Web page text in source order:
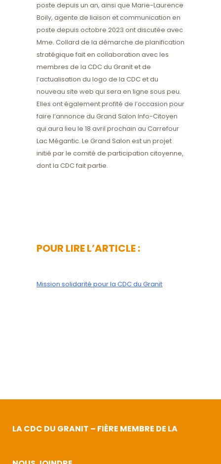
poste depuis un an, ainsi que Marie-Laurence
Boily, agente de liaison et communication en
poste depuis octobre 2023 ont discutée avec
Mme. Collard de la démarche de planification
stratégique fait en collaboration avec les
membres de la CDC du Granit et de
l’actualisation du logo de la CDC et du
nouveau site web qui sera en ligne sous peu.
Elles ont également profité de l’occasion pour
faire l’annonce du Grand Salon Info-Citoyen
qui aura lieu le 18 avril prochain au Carrefour
Lac Mégantic. Le Grand Salon est un projet
initié par le comité de participation citoyenne,
dont la CDC fait partie.
POUR LIRE L’ARTICLE :
Mission solidarité pour la CDC du Granit
LA CDC DU GRANIT – FIÈRE MEMBRE DE LA